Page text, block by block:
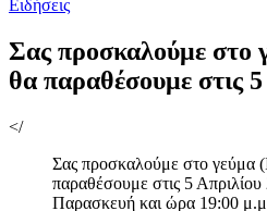
Ειδήσεις
Σας προσκαλούμε στο
θα παραθέσουμε στις
</
Σας προσκαλούμε στο γεύμα
παραθέσουμε στις 5
Παρασκευή και ώρα 19:00 μ.μ.